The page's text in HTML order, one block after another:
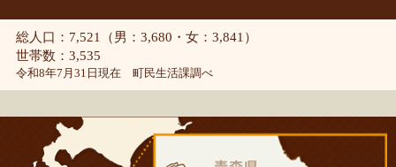
総人口：7,521（男：3,680・女：3,841）
世帯数：3,535
令和8年7月31日現在 町民生活課調べ